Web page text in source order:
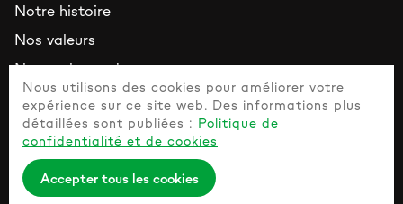
Notre histoire
Nos valeurs
Nos ambassadeurs
Ressources
Contactez nous
Questions fréquemment posées
Guide de l’animal de compagnie en bonne santé
Nous utilisons des cookies pour améliorer votre
expérience sur ce site web. Des informations plus
détaillées sont publiées : Politique de
confidentialité et de cookies
Accepter tous les cookies